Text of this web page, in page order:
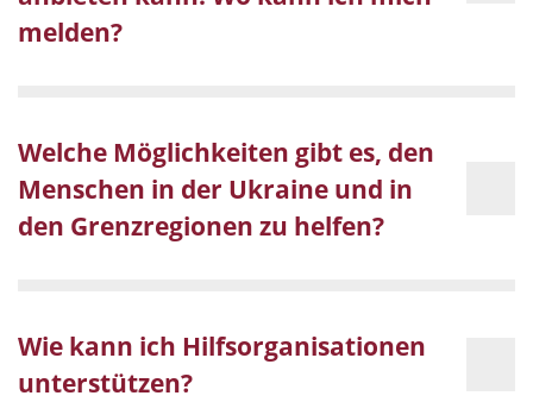
melden?
Welche Möglichkeiten gibt es, den
Menschen in der Ukraine und in
den Grenzregionen zu helfen?
Wie kann ich Hilfsorganisationen
unterstützen?